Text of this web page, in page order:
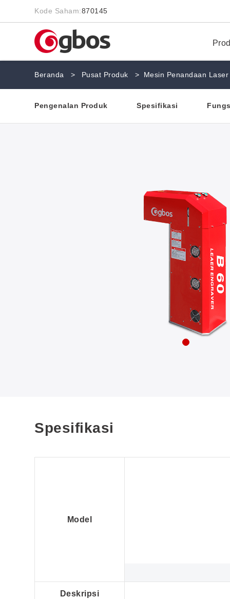
Kode Saham:870145
Beranda > Pusat Produk > Mesin Penandaan Laser
Pengenalan Produk Spesifikasi
Spesifikasi
Model
Deskripsi